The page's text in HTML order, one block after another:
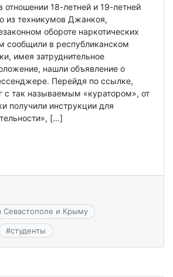
отношении 18-летней и 19-летней
из техникумов Джанкоя,
обороте наркотических
сообщили в республиканском
имея затруднительное
нашли объявление о
Перейдя по ссылке,
с так называемым «куратором», от
получили инструкции для
[…]
Севастополе и Крыму
#студенты